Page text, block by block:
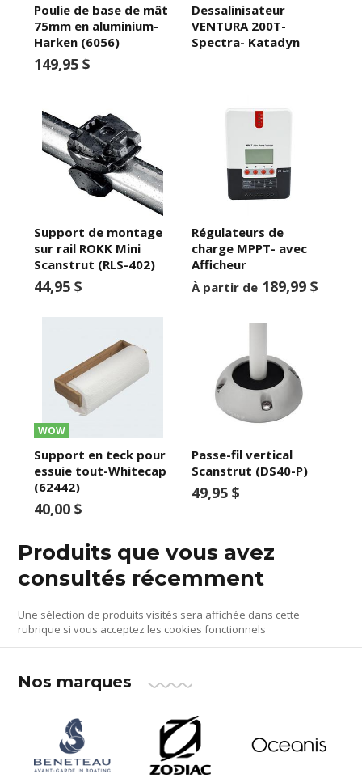
Poulie de base de mât
75mm en aluminium-
Harken (6056)
149,95 $
Dessalinisateur
VENTURA 200T-
Spectra- Katadyn
Support de montage
sur rail ROKK Mini
Scanstrut (RLS-402)
44,95 $
Régulateurs de
charge MPPT- avec
Afficheur
À partir de 189,99 $
WOW
Support en teck pour
essuie tout-Whitecap
(62442)
40,00 $
Passe-fil vertical
Scanstrut (DS40-P)
49,95 $
Produits que vous avez
consultés récemment
Une sélection de produits visités sera affichée dans cette
rubrique si vous acceptez les cookies fonctionnels
Nos marques